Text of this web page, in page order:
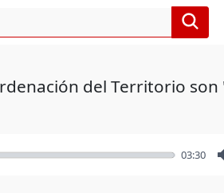
del Territorio
03:30